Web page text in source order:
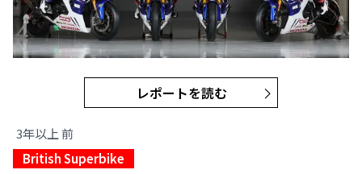
レポートを読む
3年以上 前
British Superbike